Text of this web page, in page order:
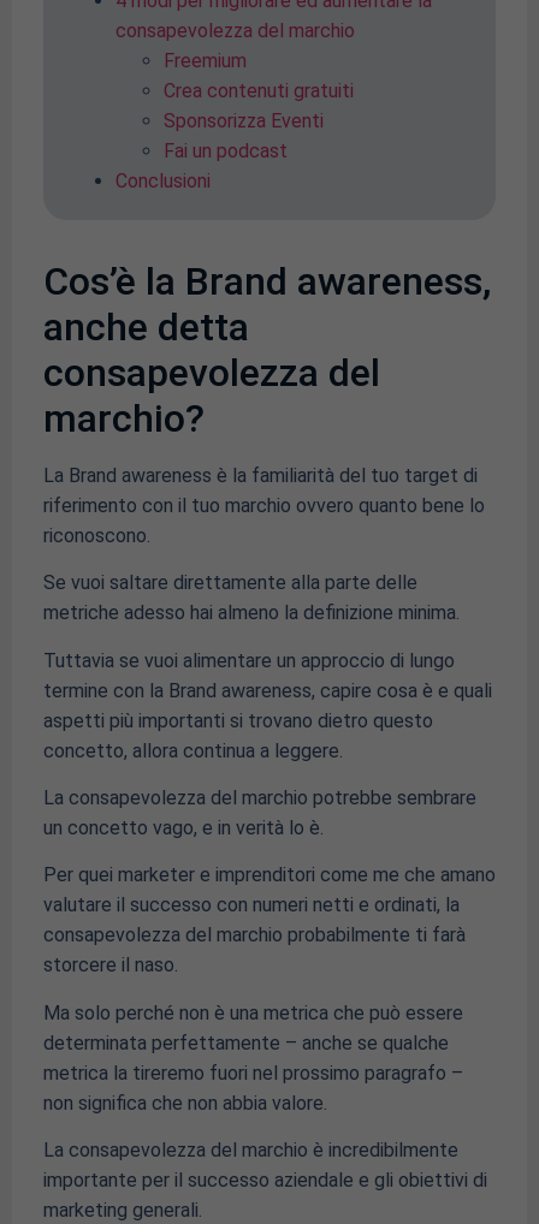
consapevolezza del marchio
Freemium
Crea contenuti gratuiti
Sponsorizza Eventi
Fai un podcast
Conclusioni
Cos’è la Brand awareness,
anche detta
consapevolezza del
marchio?
La Brand awareness è la familiarità del tuo target di
riferimento con il tuo marchio ovvero quanto bene lo
riconoscono.
Se vuoi saltare direttamente alla parte delle
metriche adesso hai almeno la definizione minima.
Tuttavia se vuoi alimentare un approccio di lungo
termine con la Brand awareness, capire cosa è e quali
aspetti più importanti si trovano dietro questo
concetto, allora continua a leggere.
La consapevolezza del marchio potrebbe sembrare
un concetto vago, e in verità lo è.
Per quei marketer e imprenditori come me che amano
valutare il successo con numeri netti e ordinati, la
consapevolezza del marchio probabilmente ti farà
storcere il naso.
Ma solo perché non è una metrica che può essere
determinata perfettamente – anche se qualche
metrica la tireremo fuori nel prossimo paragrafo –
non significa che non abbia valore.
La consapevolezza del marchio è incredibilmente
importante per il successo aziendale e gli obiettivi di
marketing generali.